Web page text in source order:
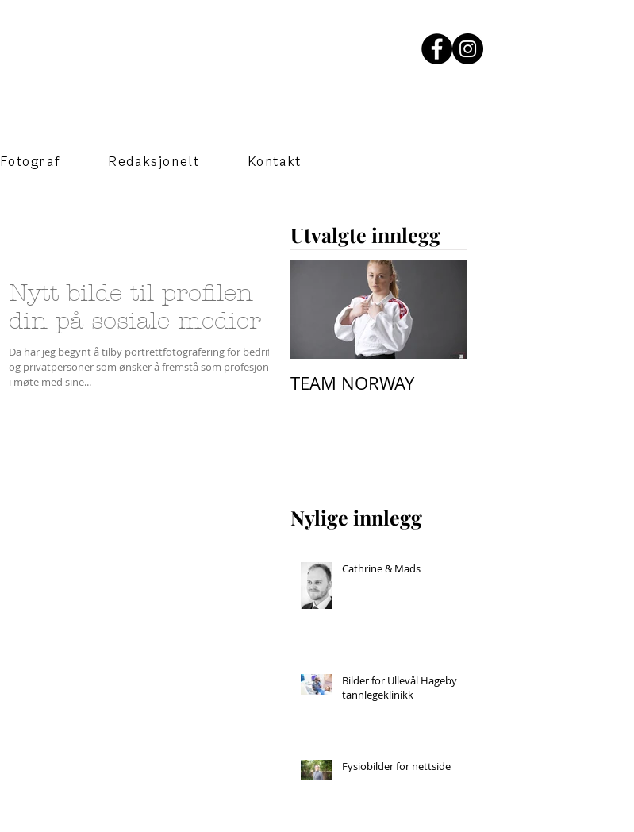
Fotograf Redaksjonelt Kontakt
Nytt bilde til profilen
din på sosiale medier
Da har jeg begynt å tilby portrettfotografering for bedrifter
og privatpersoner som ønsker å fremstå som profesjonelle
i møte med sine...
Utvalgte innlegg
TEAM NORWAY
Nylige innlegg
Cathrine & Mads
Bilder for Ullevål Hageby
tannlegeklinikk
Fysiobilder for nettside